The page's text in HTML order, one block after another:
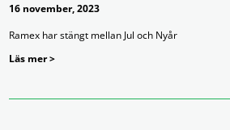
16 november, 2023
Ramex har stängt mellan Jul och Nyår
Läs mer >